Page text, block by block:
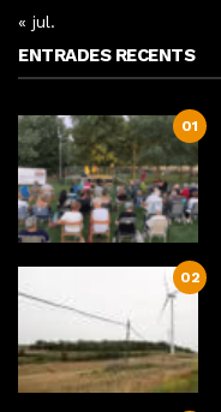
« jul.
ENTRADES RECENTS
01
02